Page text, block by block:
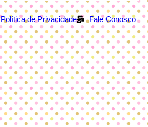
Política de Privacidade Fale Conosco